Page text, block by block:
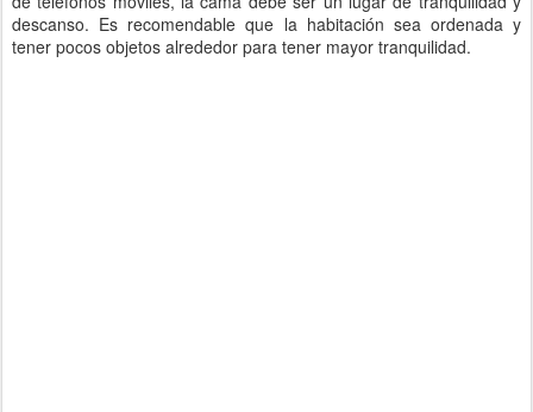
descanso. Es recomendable que la habitación sea ordenada y
tener pocos objetos alrededor para tener mayor tranquilidad.